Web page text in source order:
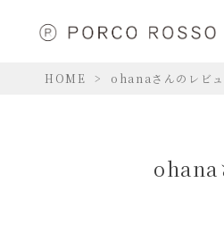
HOME ohanaさんのレビ
ohana